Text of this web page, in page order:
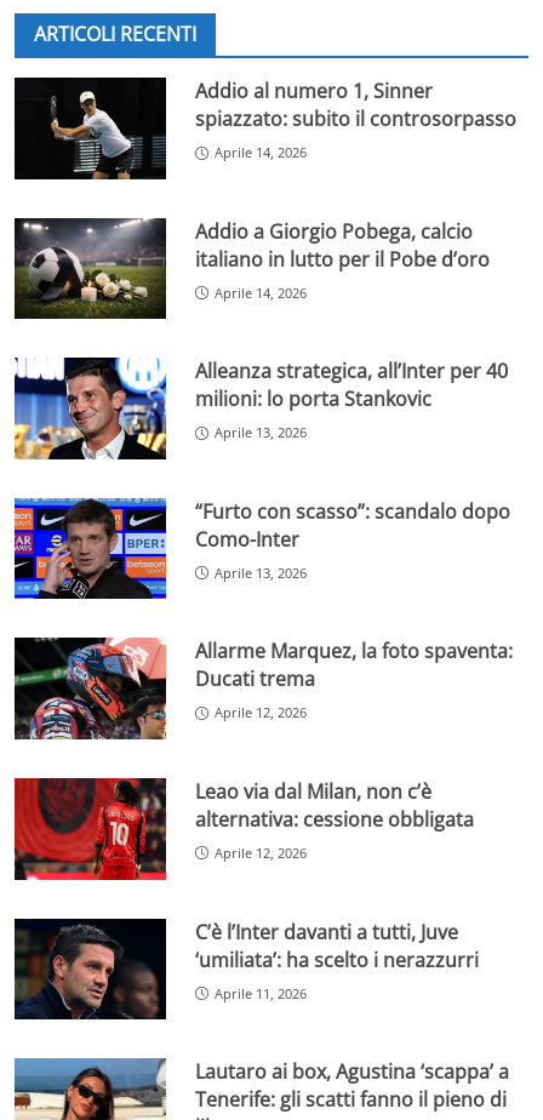
ARTICOLI RECENTI
Addio al numero 1, Sinner
spiazzato: subito il controsorpasso
Aprile 14, 2026
Addio a Giorgio Pobega, calcio
italiano in lutto per il Pobe d’oro
Aprile 14, 2026
Alleanza strategica, all’Inter per 40
milioni: lo porta Stankovic
Aprile 13, 2026
“Furto con scasso”: scandalo dopo
Como-Inter
Aprile 13, 2026
Allarme Marquez, la foto spaventa:
Ducati trema
Aprile 12, 2026
Leao via dal Milan, non c’è
alternativa: cessione obbligata
Aprile 12, 2026
C’è l’Inter davanti a tutti, Juve
‘umiliata’: ha scelto i nerazzurri
Aprile 11, 2026
Lautaro ai box, Agustina ‘scappa’ a
Tenerife: gli scatti fanno il pieno di